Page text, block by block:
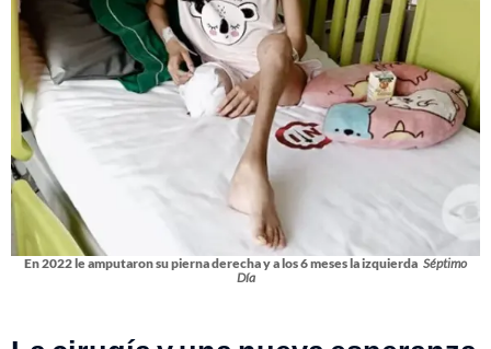
En 2022 le amputaron su pierna derecha y a los 6 meses la izquierda Séptimo
Día